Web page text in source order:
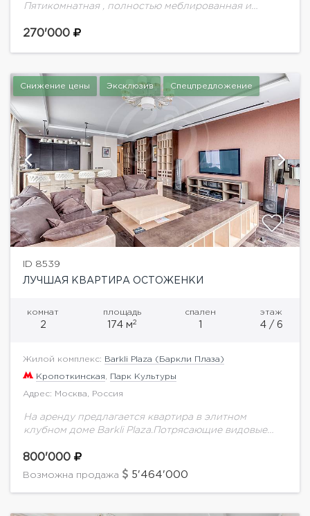
Пятикомнатная , полностью меблированная и
ремонтом в малонаселенном доме эпохи
270'000
Снижение цены Эксклюзив Спецпредложение
ID 8539
ЛУЧШАЯ КВАРТИРА ОСТОЖЕНКИ
комнат
2
площадь
174 м2
спален
1
этаж
4 / 6
Жилой комплекс: Barkli Plaza (Баркли Плаза)
Кропоткинская Парк Культуры
Адрес: Москва, Россия
На аренду предлагается квартира в элитном
клубном доме Barkli Plaza.Потрясающие видовые
функциональная планировка. Просторная гостиная
совмещена с кухней, мастер-спальня с отдельной
800'000
Возможна продажа 5'464'000